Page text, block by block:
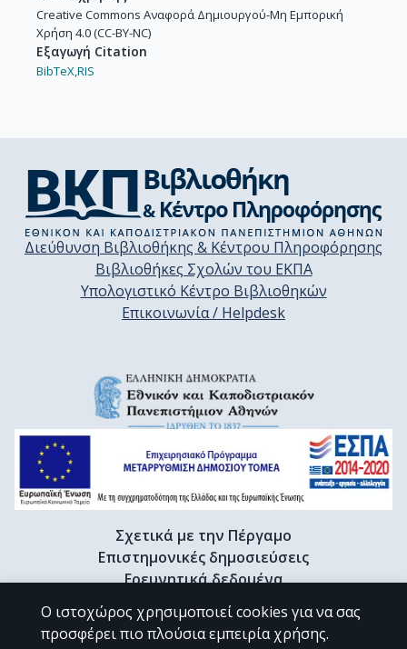
Creative Commons Αναφορά Δημιουργού-Μη Εμπορική
Χρήση 4.0 (CC-BY-NC)
Εξαγωγή Citation
BibTeX,RIS
Διεύθυνση Βιβλιοθήκης & Κέντρου Πληροφόρησης
Βιβλιοθήκες Σχολών του ΕΚΠΑ
Υπολογιστικό Κέντρο Βιβλιοθηκών
Επικοινωνία / Helpdesk
Σχετικά με την Πέργαμο
Επιστημονικές δημοσιεύσεις
Ερευνητικά δεδομένα
Διδακτορικές διατριβές & Γκρίζα βιβλιογραφία
Προφίλ Ερευνητή
Ο ιστοχώρος χρησιμοποιεί cookies για να σας
προσφέρει πιο πλούσια εμπειρία χρήσης.